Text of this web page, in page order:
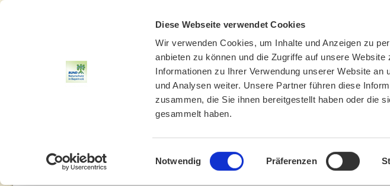
Diese Webseite verwendet Cookies
Wir verwenden Cookies, um Inhalte und Anzeigen zu
anbieten zu können und die Zugriffe auf unsere
Informationen zu Ihrer Verwendung unserer Website
und Analysen weiter. Unsere Partner führen diese
zusammen, die Sie ihnen bereitgestellt haben oder die
gesammelt haben.
Einwilligungsauswahl
Notwendig Präferenzen
UMWELTBILDUNG UMWELTBERATUNG BN MÜNCHEN
You are here: Home » Stadtrat stimmt für Grünflächenbegehren – Ein Startschuss, dem